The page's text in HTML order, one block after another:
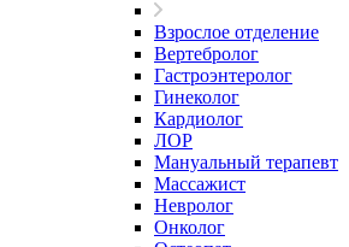
Взрослое отделение
Вертебролог
Гастроэнтеролог
Гинеколог
Кардиолог
ЛОР
Мануальный терапевт
Массажист
Невролог
Онколог